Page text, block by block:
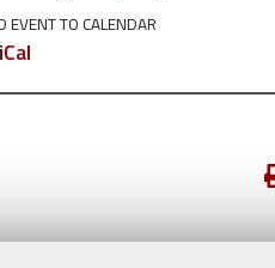
EVENT TO CALENDAR
iCal